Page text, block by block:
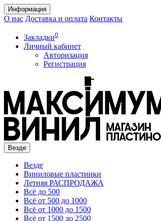
Информация
О нас Доставка и оплата Контакты
Закладки0
Личный кабинет
Авторизация
Регистрация
Везде
Везде
Виниловые пластинки
Летняя РАСПРОДАЖА
Всё до 500
Всё от 500 до 1000
Всё от 1000 до 1500
Всё от 1500 до 2500